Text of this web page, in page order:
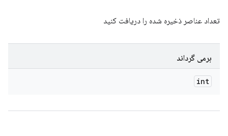
تعداد عناصر ذخیره شده را دریافت کنید
برمی گرداند
int